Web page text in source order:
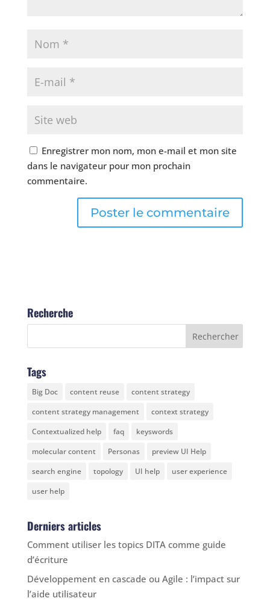
Enregistrer mon nom, mon e-mail et mon site
dans le navigateur pour mon prochain
commentaire.
Recherche
Tags
Big Doc content reuse
content strategy
content strategy management
context strategy
Contextualized help
faq
keyswords
molecular content
Personas
preview UI Help
search engine
topology UI help
user experience
user help
Derniers articles
Comment utiliser les topics DITA comme guide
d’écriture
Développement en cascade ou Agile : l’impact sur
l’aide utilisateur